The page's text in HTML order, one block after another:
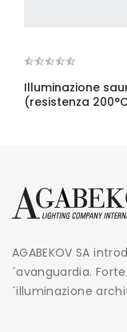
Illuminazione
(resistenza
AGABEKOV SA
´avanguardia.
´illuminazione